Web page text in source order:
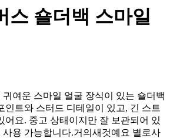
스 숄더백 스마일
여운 스마일 얼굴 장식이 있는 숄더백
인트와 스터드 디테일이 있고, 긴 스트
어요. 중고 상태이지만 잘 보관되어 있
사용 가능합니다.거의새것예요 별로사